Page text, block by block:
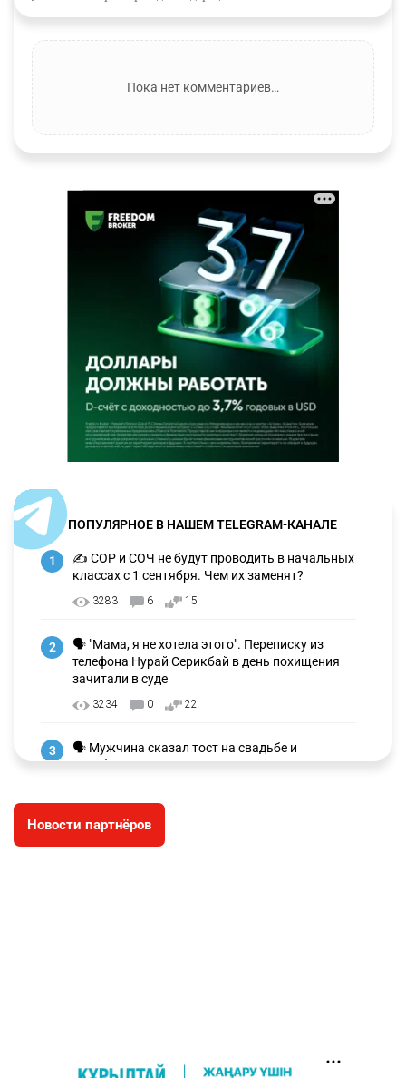
Пока нет комментариев…
ПОПУЛЯРНОЕ В НАШЕМ TELEGRAM-КАНАЛЕ
1
✍️ СОР и СОЧ не будут проводить в начальных
классах с 1 сентября. Чем их заменят?
3283 6 15
2
🗣 "Мама, я не хотела этого". Переписку из
телефона Нурай Серикбай в день похищения
зачитали в суде
3234 0 22
3
🗣 Мужчина сказал тост на свадьбе и
заработал уголовное дело
🐏 Скота больше, а мясо дороже. Почему в
Казахстане продолжают расти цены на
Новости партнёров